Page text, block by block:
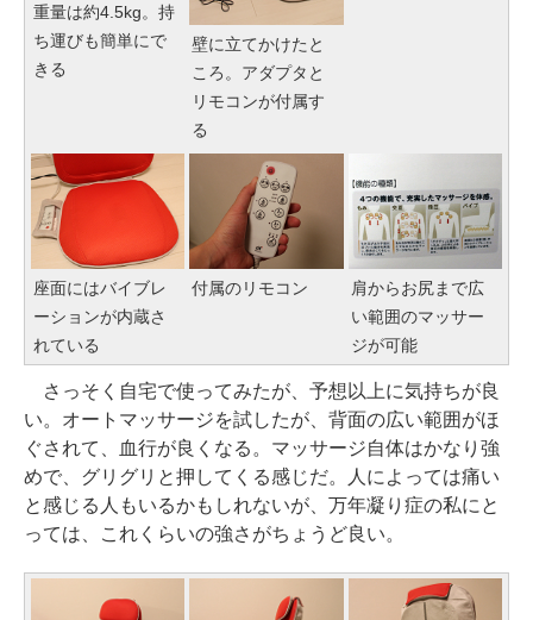
重量は約4.5kg。持
ち運びも簡単にで
きる
壁に立てかけたと
ころ。アダプタと
リモコンが付属す
る
座面にはバイブレ
ーションが内蔵さ
れている
付属のリモコン
肩からお尻まで広
い範囲のマッサー
ジが可能
さっそく自宅で使ってみたが、予想以上に気持ちが良
い。オートマッサージを試したが、背面の広い範囲がほ
ぐされて、血行が良くなる。マッサージ自体はかなり強
めで、グリグリと押してくる感じだ。人によっては痛い
と感じる人もいるかもしれないが、万年凝り症の私にと
っては、これくらいの強さがちょうど良い。